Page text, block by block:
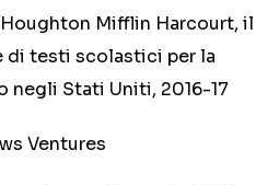
Mifflin Harcourt, il
di testi scolastici per la
negli Stati Uniti, 2016-17
Ventures